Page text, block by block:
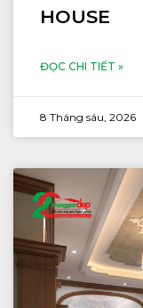
HOUSE
ĐỌC CHI TIẾT »
8 Tháng sáu, 2026